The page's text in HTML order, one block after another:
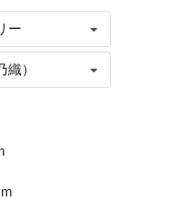
ー
織）